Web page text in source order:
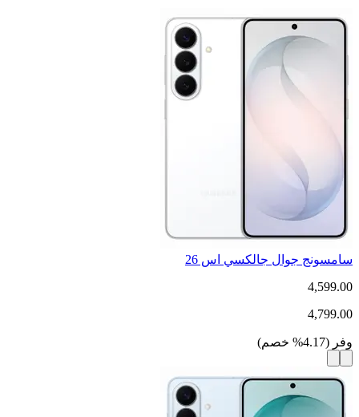
سامسونج جوال جالكسي اس 26
4,599.00
4,799.00
وفر (
4.17
% خصم)